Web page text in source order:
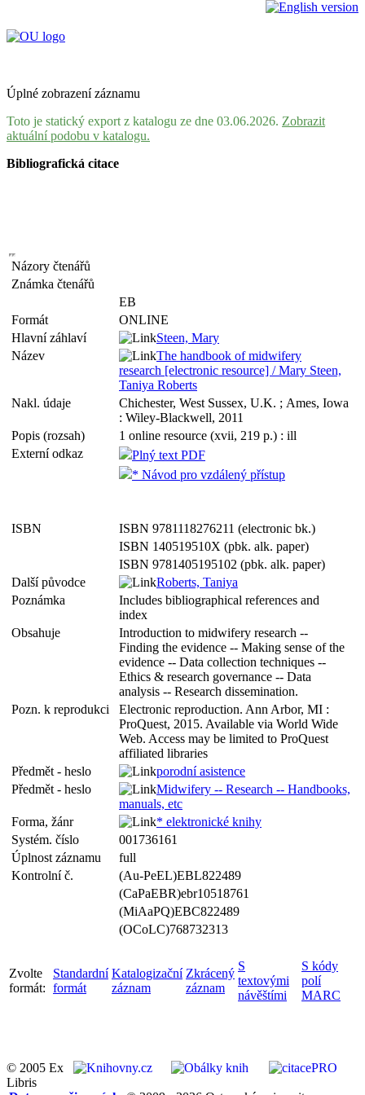
Úplné zobrazení záznamu
Toto je statický export z katalogu ze dne 03.06.2026. Zobrazit
aktuální podobu v katalogu.
Bibliografická citace
Názory čtenářů
Známka čtenářů
EB
Formát
ONLINE
Hlavní záhlaví
Steen, Mary
Název
The handbook of midwifery
research [electronic resource] / Mary Steen,
Taniya Roberts
Nakl. údaje
Chichester, West Sussex, U.K. ; Ames, Iowa
: Wiley-Blackwell, 2011
Popis (rozsah)
1 online resource (xvii, 219 p.) : ill
Externí odkaz
Plný text PDF
* Návod pro vzdálený přístup
ISBN
ISBN 9781118276211 (electronic bk.)
ISBN 140519510X (pbk. alk. paper)
ISBN 9781405195102 (pbk. alk. paper)
Další původce
Roberts, Taniya
Poznámka
Includes bibliographical references and
index
Obsahuje
Introduction to midwifery research --
Finding the evidence -- Making sense of the
evidence -- Data collection techniques --
Ethics & research governance -- Data
analysis -- Research dissemination.
Pozn. k reprodukci
Electronic reproduction. Ann Arbor, MI :
ProQuest, 2015. Available via World Wide
Web. Access may be limited to ProQuest
affiliated libraries
Předmět - heslo
porodní asistence
Předmět - heslo
Midwifery -- Research -- Handbooks,
manuals, etc
Forma, žánr
* elektronické knihy
Systém. číslo
001736161
Úplnost záznamu
full
Kontrolní č.
(Au-PeEL)EBL822489
(CaPaEBR)ebr10518761
(MiAaPQ)EBC822489
(OCoLC)768732313
Zvolte
formát:
Standardní
formát
Katalogizační
záznam
Zkrácený
záznam
S
textovými
návěštími
S kódy
polí
MARC
© 2005 Ex
Libris